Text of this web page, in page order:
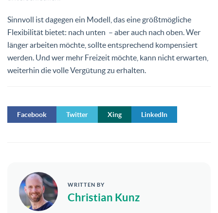
Sinnvoll ist dagegen ein Modell, das eine größtmögliche
Flexibilität bietet: nach unten – aber auch nach oben. Wer
länger arbeiten möchte, sollte entsprechend kompensiert
werden. Und wer mehr Freizeit möchte, kann nicht erwarten,
weiterhin die volle Vergütung zu erhalten.
Facebook Twitter Xing LinkedIn
WRITTEN BY
Christian Kunz